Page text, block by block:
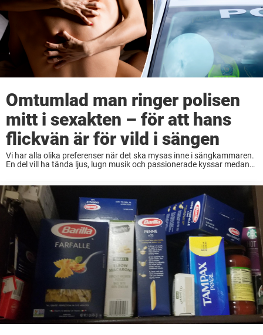
Omtumlad man ringer polisen
mitt i sexakten – för att hans
flickvän är för vild i sängen
Vi har alla olika preferenser när det ska mysas inne i sängkammaren.
En del vill ha tända ljus, lugn musik och passionerade kyssar medan